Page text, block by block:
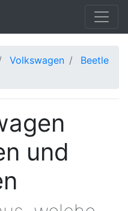
Volkswagen
Beetle
und